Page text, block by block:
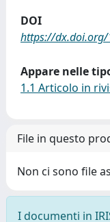
DOI
https://
Appare nelle
1.1 Articolo in
File in questo
Non ci sono file
I documenti in